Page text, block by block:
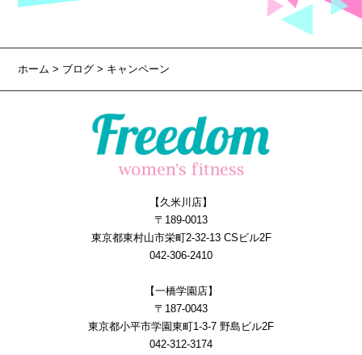
ホーム> ブログ > キャンペーン
【久米川店】
〒189-0013
東京都東村山市栄町2-32-13 CSビル2F
042-306-2410
【一橋学園店】
〒187-0043
東京都小平市学園東町1-3-7 野島ビル2F
042-312-3174